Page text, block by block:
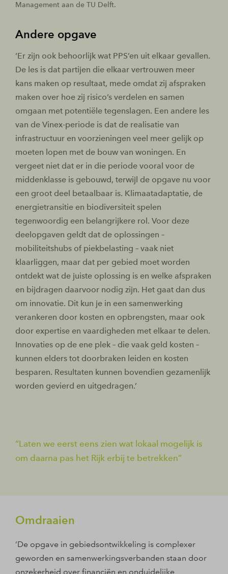
Management aan de TU Delft.
Andere opgave
‘Er zijn ook behoorlijk wat PPS’en uit elkaar gevallen.
De les is dat partijen die elkaar vertrouwen meer
kans maken op resultaat, mede omdat zij afspraken
maken over hoe zij risico’s verdelen en samen
omgaan met potentiële tegenslagen. Een andere les
van de Vinex-periode is dat de realisatie van
infrastructuur en voorzieningen veel meer gelijk op
moeten lopen met de bouw van woningen. En
vergeet niet dat er in die periode vooral voor de
middenklasse is gebouwd, terwijl de opgave nu voor
een groot deel betaalbaar is. Klimaatadaptatie, de
energietransitie en biodiversiteit spelen
tegenwoordig een belangrijkere rol. Voor deze
deelopgaven geldt dat de oplossingen –
mobiliteitshubs of piekbelasting – vaak niet
klaarliggen, maar dat per gebied moet worden
ontdekt wat de juiste oplossing is en welke afspraken
en bijdragen daarvoor nodig zijn. Het gaat dan dus
om innovatie. Dit kun je in een samenwerking
verankeren door kosten en opbrengsten, maar ook
door expertise en vaardigheden met elkaar te delen.
Innovaties op de ene plek – die vaak geld kosten –
kunnen elders tot doorbraken leiden en kosten
besparen. Resultaten kunnen bovendien gezamenlijk
worden gevierd en uitgedragen.’
Laten we eerst eens zien wat lokaal mogelijk is
om daarna pas het Rijk erbij te betrekken
Omdraaien
‘De opgave in gebiedsontwikkeling is complexer
geworden en samenwerkingsverbanden staan door
onzekerheid over financiën en onduidelijke